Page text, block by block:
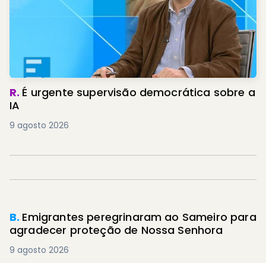
R. É urgente supervisão democrática sobre a
IA
9 agosto 2026
B. Emigrantes peregrinaram ao Sameiro para
agradecer proteção de Nossa Senhora
9 agosto 2026